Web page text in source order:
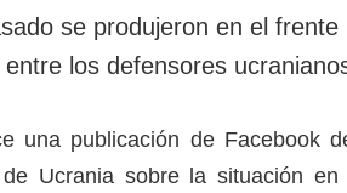
protección de datos
personales
se produjeron en el
los defensores
una publicación de Facebook
de Ucrania sobre la situación